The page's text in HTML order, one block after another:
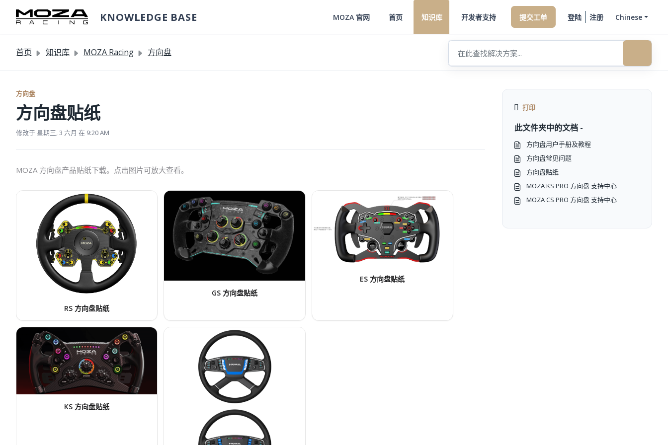
KNOWLEDGE BASE MOZA 官网 首页 知识库 开发者支持 提交工单 登陆 注册 Chinese
首页 知识库 MOZA Racing 方向盘
方向盘
方向盘贴纸
修改于 星期三, 3 六月 在 9:20 AM
MOZA 方向盘产品贴纸下载。点击图片可放大查看。
RS 方向盘贴纸
GS 方向盘贴纸
ES 方向盘贴纸
KS 方向盘贴纸
打印
此文件夹中的文档 -
方向盘用户手册及教程
方向盘常见问题
方向盘贴纸
MOZA KS PRO 方向盘 支持中心
MOZA CS PRO 方向盘 支持中心